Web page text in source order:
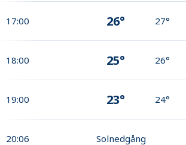
17:00 26° 27°
18:00 25° 26°
19:00 23° 24°
20:06 Solnedgång